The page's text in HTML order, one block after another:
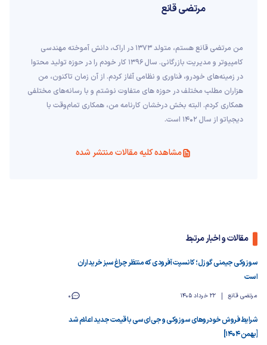
مرتضی قانع
من مرتضی قانع هستم، متولد 1373 در اراک، دانش آموخته مهندسی
کامپیوتر و مدیریت بازرگانی. سال 1396 کار خودم را در حوزه تولید محتوا
در زمینه‌های خودرو، فناوری و نظامی آغاز کردم. از آن زمان تاکنون، من
هزاران مطلب مختلف در حوزه های متفاوت نوشتم و با رسانه‌های مختلفی
همکاری کردم. البته بخش درخشان کارنامه من، همکاری تمام‌وقت با
دیجیاتو از سال 1402 است.
مشاهده کلیه مقالات منتشر شده
مقالات و اخبار مرتبط
سوزوکی جیمنی گوزل؛ کانسپت آفرودی که منتظر چراغ سبز خریداران
است
مرتضی قانع 22 خرداد 1405 0
شرایط فروش خودروهای سوزوکی و جی‌ای‌سی با قیمت جدید اعلام شد
[بهمن ۱۴۰۴]